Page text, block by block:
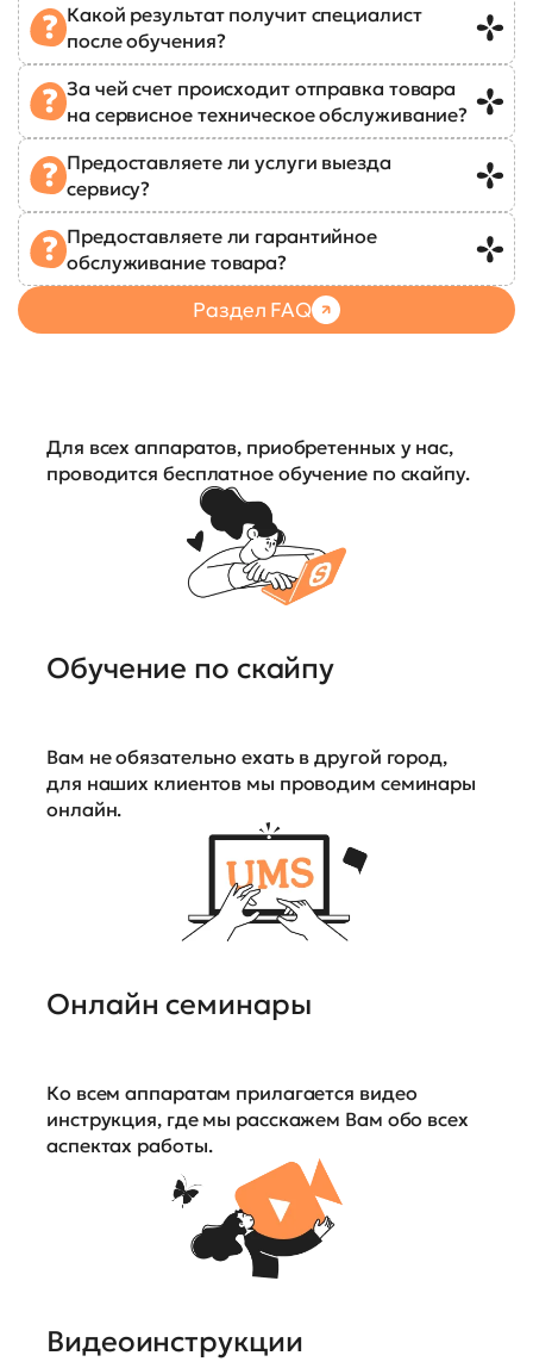
Какой результат получит специалист
после обучения?
За чей счет происходит отправка товара
на сервисное техническое обслуживание?
Предоставляете ли услуги выезда
сервису?
Предоставляете ли гарантийное
обслуживание товара?
Раздел FAQ
Для всех аппаратов, приобретенных у нас,
проводится бесплатное обучение по скайпу.
Обучение по скайпу
Вам не обязательно ехать в другой город,
для наших клиентов мы проводим семинары
онлайн.
Онлайн семинары
Ко всем аппаратам прилагается видео
инструкция, где мы расскажем Вам обо всех
аспектах работы.
Видеоинструкции